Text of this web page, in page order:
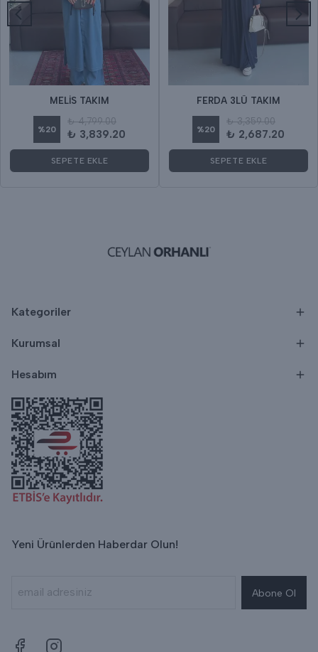
MELİS TAKIM
%20
₺ 4,799.00
₺ 3,839.20
SEPETE EKLE
FERDA 3LÜ TAKIM
%20
₺ 3,359.00
₺ 2,687.20
SEPETE EKLE
Kategoriler
Kurumsal
Hesabım
Yeni Ürünlerden Haberdar Olun!
Abone Ol